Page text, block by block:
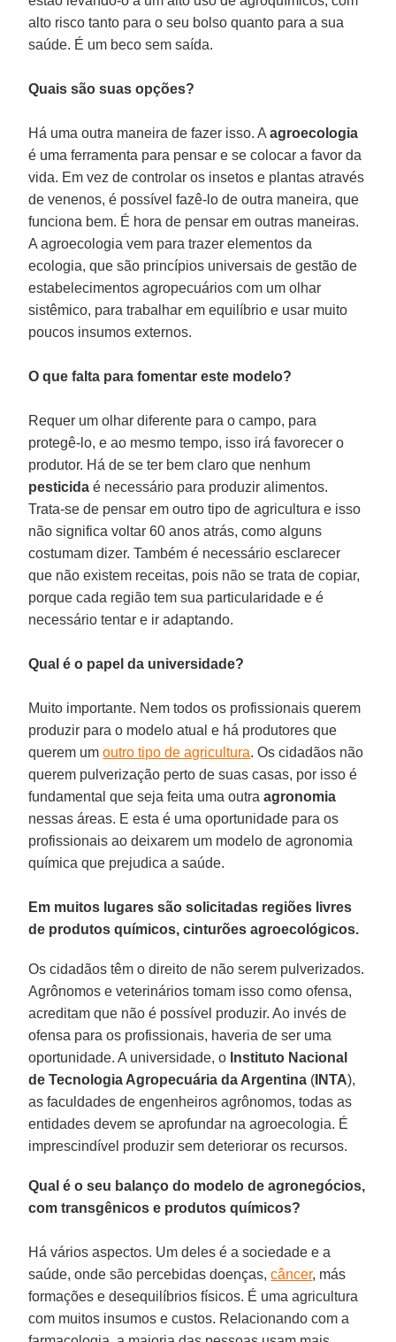
alto risco tanto para o seu bolso quanto para a sua
saúde. É um beco sem saída.
Quais são suas opções?
Há uma outra maneira de fazer isso. Aagroecologia
é uma ferramenta para pensar e se colocar a favor da
vida. Em vez de controlar os insetos e plantas através
de venenos, é possível fazê-lo de outra maneira, que
funciona bem. É hora de pensar em outras maneiras.
A agroecologia vem para trazer elementos da
ecologia, que são princípios universais de gestão de
estabelecimentos agropecuários com um olhar
sistêmico, para trabalhar em equilíbrio e usar muito
poucos insumos externos.
O que falta para fomentar este modelo?
Requer um olhar diferente para o campo, para
protegê-lo, e ao mesmo tempo, isso irá favorecer o
produtor. Há de se ter bem claro que nenhum
pesticida é necessário para produzir alimentos.
Trata-se de pensar em outro tipo de agricultura e isso
não significa voltar 60 anos atrás, como alguns
costumam dizer. Também é necessário esclarecer
que não existem receitas, pois não se trata de copiar,
porque cada região tem sua particularidade e é
necessário tentar e ir adaptando.
Qual é o papel da universidade?
Muito importante. Nem todos os profissionais querem
produzir para o modelo atual e há produtores que
querem umoutro tipo de agricultura. Os cidadãos não
querem pulverização perto de suas casas, por isso é
fundamental que seja feita uma outraagronomia
nessas áreas. E esta é uma oportunidade para os
profissionais ao deixarem um modelo de agronomia
química que prejudica a saúde.
Em muitos lugares são solicitadas regiões livres
de produtos químicos, cinturões agroecológicos.
Os cidadãos têm o direito de não serem pulverizados.
Agrônomos e veterinários tomam isso como ofensa,
acreditam que não é possível produzir. Ao invés de
ofensa para os profissionais, haveria de ser uma
oportunidade. A universidade, o Instituto Nacional
de Tecnologia Agropecuária da Argentina ( INTA),
as faculdades de engenheiros agrônomos, todas as
entidades devem se aprofundar na agroecologia. É
imprescindível produzir sem deteriorar os recursos.
Qual é o seu balanço do modelo de agronegócios,
com transgênicos e produtos químicos?
Há vários aspectos. Um deles é a sociedade e a
saúde, onde são percebidas doenças,câncer, más
formações e desequilíbrios físicos. É uma agricultura
com muitos insumos e custos. Relacionando com a